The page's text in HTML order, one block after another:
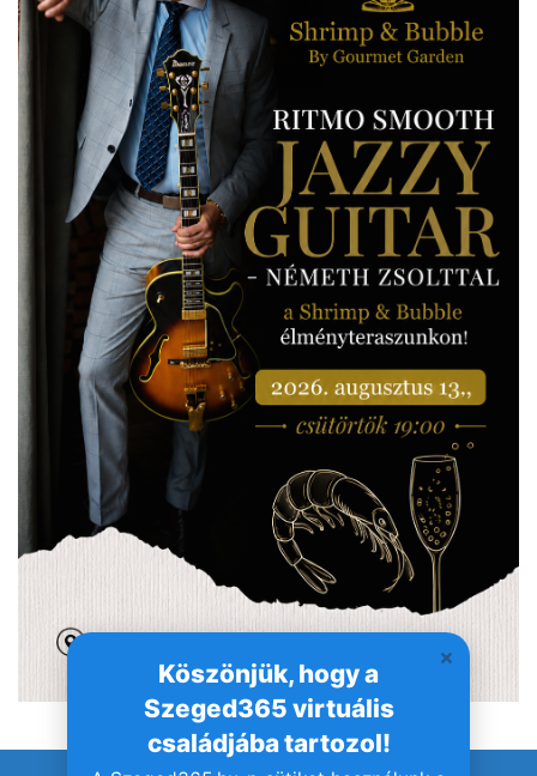
Köszönjük, hogy a
Szeged365 virtuális
családjába tartozol!